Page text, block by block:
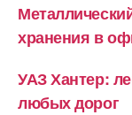
хранения в
УАЗ Хантер:
любых дорог